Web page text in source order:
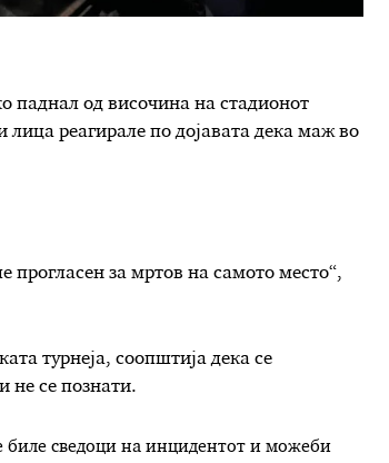
паднал од височина на стадионот
реагирале по дојавата дека маж во
прогласен за мртов на самото место“,
турнеја, соопштија дека се
не се познати.
биле сведоци на инцидентот и можеби